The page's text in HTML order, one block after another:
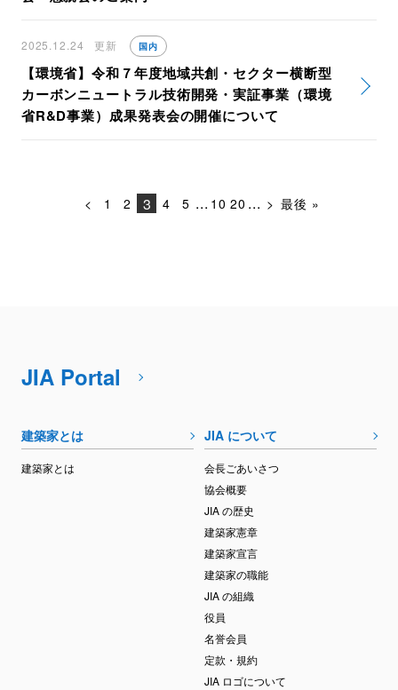
2025.12.24 更新 国内
【環境省】令和７年度地域共創・セクター横断型
カーボンニュートラル技術開発・実証事業（環境
省R&D事業）成果発表会の開催について
< 1 2 3 4 5 ... 10 20 ... > 最後 »
JIA Portal
建築家とは
建築家とは
JIA について
会長ごあいさつ
協会概要
JIA の歴史
建築家憲章
建築家宣言
建築家の職能
JIA の組織
役員
名誉会員
定款・規約
JIA ロゴについて